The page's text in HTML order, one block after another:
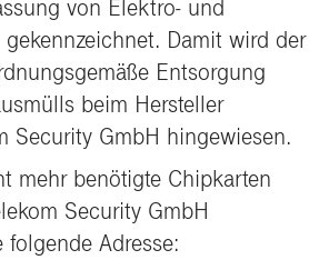
von Elektro- und
Damit wird der
Entsorgung
beim Hersteller
Security GmbH hingewiesen.
mehr benötigte Chipkarten
Security GmbH
Adresse: